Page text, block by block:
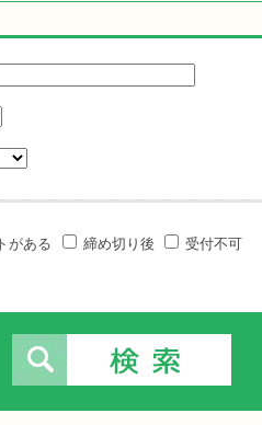
がある 締め切り後
受付不可